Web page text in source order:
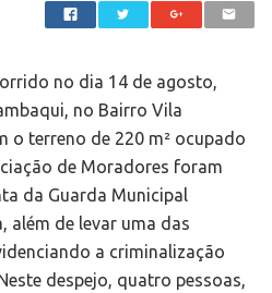
no dia 14 de agosto,
no Bairro Vila
o terreno de 220 m² ocupado
de Moradores foram
da Guarda Municipal
além de levar uma das
a criminalização
despejo, quatro pessoas,